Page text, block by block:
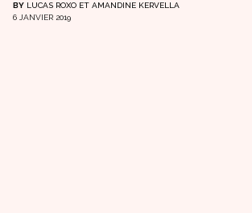
BY LUCAS ROXO ET AMANDINE KERVELLA
6 JANVIER 2019